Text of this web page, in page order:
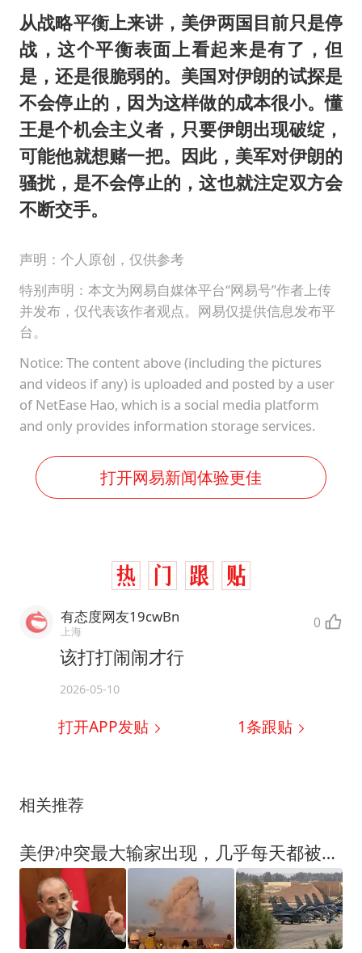
从战略平衡上来讲，美伊两国目前只是停
战，这个平衡表面上看起来是有了，但
是，还是很脆弱的。美国对伊朗的试探是
不会停止的，因为这样做的成本很小。懂
王是个机会主义者，只要伊朗出现破绽，
可能他就想赌一把。因此，美军对伊朗的
骚扰，是不会停止的，这也就注定双方会
不断交手。
声明：个人原创，仅供参考
特别声明：本文为网易自媒体平台“网易号”作者上传
并发布，仅代表该作者观点。网易仅提供信息发布平
台。
Notice: The content above (including the pictures
and videos if any) is uploaded and posted by a user
of NetEase Hao, which is a social media platform
and only provides information storage services.
打开网易新闻体验更佳
有态度网友19cwBn
上海 0
该打打闹闹才行
2026-05-10
打开APP发贴 1条跟贴
相关推荐
美伊冲突最大输家出现，几乎每天都被炸，尝到了与美国结盟的苦果